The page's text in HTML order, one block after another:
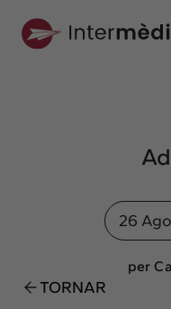
Els nostres serveis
Interacció
Intermèdia
26
per
TORNAR